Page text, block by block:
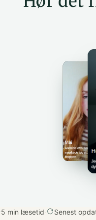
5 min læsetid· Senest